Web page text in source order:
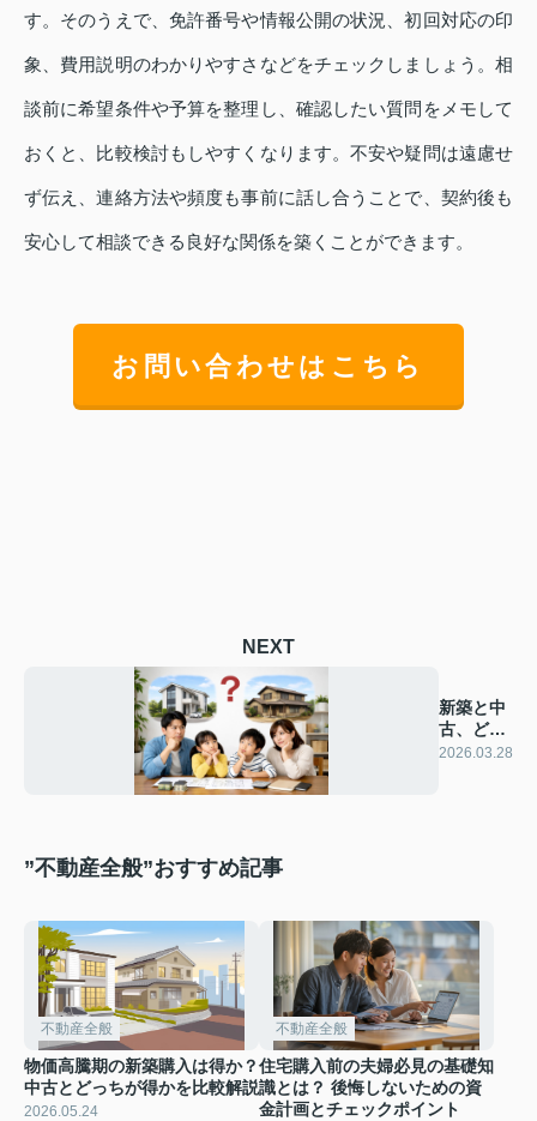
す。そのうえで、免許番号や情報公開の状況、初回対応の印
象、費用説明のわかりやすさなどをチェックしましょう。相
談前に希望条件や予算を整理し、確認したい質問をメモして
おくと、比較検討もしやすくなります。不安や疑問は遠慮せ
ず伝え、連絡方法や頻度も事前に話し合うことで、契約後も
安心して相談できる良好な関係を築くことができます。
お問い合わせはこちら
NEXT
新築と中
古、どっ
ちが良い
2026.03.28
”不動産全般”おすすめ記事
不動産全般
物価高騰期の新築購入は得か？
中古とどっちが得かを比較解説
2026.05.24
不動産全般
住宅購入前の夫婦必見の基礎知
識とは？ 後悔しないための資
金計画とチェックポイント